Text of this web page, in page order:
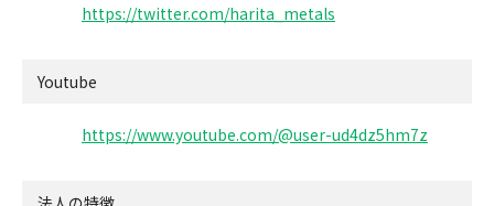
https://twitter.com/harita_metals
Youtube
https://www.youtube.com/@user-ud4dz5hm7z